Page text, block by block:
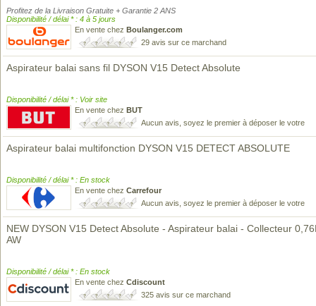
Profitez de la Livraison Gratuite + Garantie 2 ANS
Disponibilité / délai * : 4 à 5 jours
En vente chez Boulanger.com
29 avis sur ce marchand
Aspirateur balai sans fil DYSON V15 Detect Absolute
Disponibilité / délai * : Voir site
En vente chez BUT
Aucun avis, soyez le premier à déposer le votre
Aspirateur balai multifonction DYSON V15 DETECT ABSOLUTE
Disponibilité / délai * : En stock
En vente chez Carrefour
Aucun avis, soyez le premier à déposer le votre
NEW DYSON V15 Detect Absolute - Aspirateur balai - Collecteur
AW
Disponibilité / délai * : En stock
En vente chez Cdiscount
325 avis sur ce marchand